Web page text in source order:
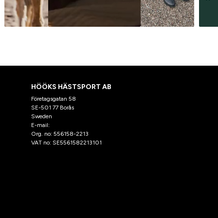
HÖÖKS HÄSTSPORT AB
Företagsgatan 58
SE-501 77 Borås
Sweden
E-mail:
Org. no: 556158-2213
VAT no: SE5561582213101